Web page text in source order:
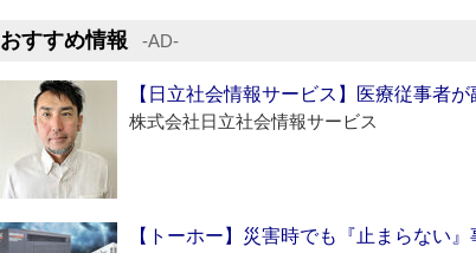
おすすめ情報 ‐AD‐
【日立社会情報サービス】医療従事者
株式会社日立社会情報サービス
【トーホー】災害時でも『止まらない